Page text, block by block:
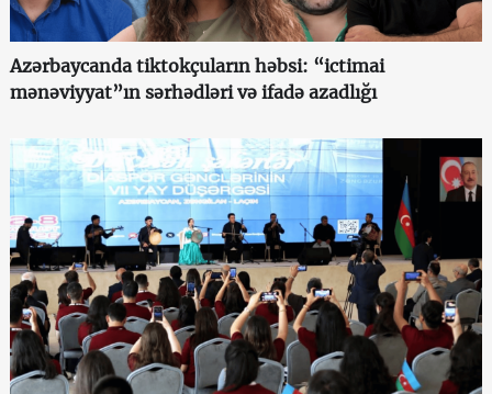
Azərbaycanda tiktokçuların həbsi: “ictimai
mənəviyyat”ın sərhədləri və ifadə azadlığı